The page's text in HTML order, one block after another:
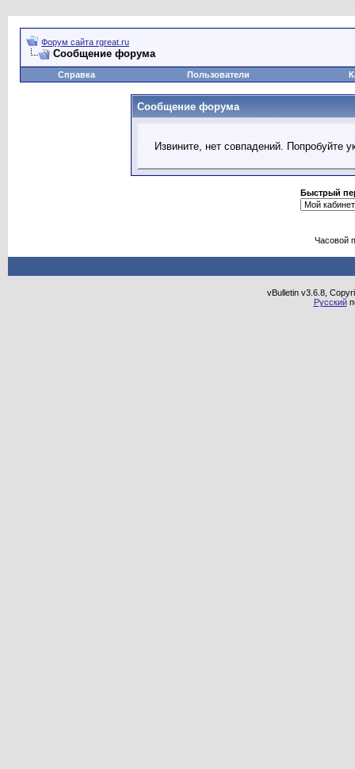
Форум сайта rgreat.ru
Сообщение форума
Справка Пользователи
Сообщение форума
Извините, нет совпадений. Попробуйте
Быстрый
Часовой
vBulletin v3.6.8,
Русский